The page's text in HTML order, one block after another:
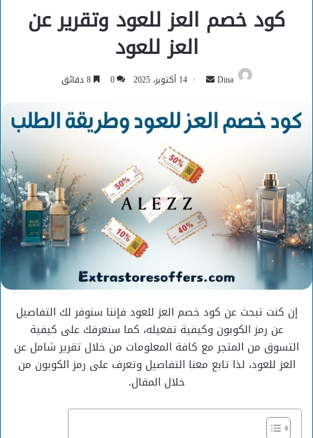
كود خصم العز للعود وتقرير عن
العز للعود
Dina
أرسل
إلكترونيا
14 أكتوبر، 2025 0 8 دقائق
إن كنت تبحث عن كود خصم العز للعود فإننا سنوفر لك التفاصيل
عن رمز الكوبون وكيفية تفعيله، كما سنعرفك على كيفية
التسوق من المتجر مع كافة المعلومات من خلال تقرير شامل عن
العز للعود، لذا تابع معنا التفاصيل وتعرف على رمز الكوبون من
خلال المقال.